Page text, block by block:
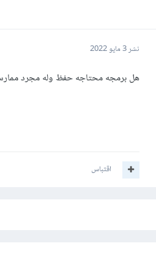
نشر3 مايو 2022
هل برمجه محتاجه حفظ وله مجرد
اقتباس